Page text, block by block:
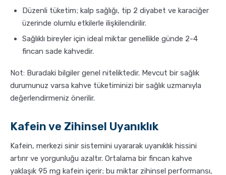
Düzenli tüketim; kalp sağlığı, tip 2 diyabet ve karaciğer
üzerinde olumlu etkilerle ilişkilendirilir.
Sağlıklı bireyler için ideal miktar genellikle günde 2-4
fincan sade kahvedir.
Not: Buradaki bilgiler genel niteliktedir. Mevcut bir sağlık
durumunuz varsa kahve tüketiminizi bir sağlık uzmanıyla
değerlendirmeniz önerilir.
Kafein ve Zihinsel Uyanıklık
Kafein, merkezi sinir sistemini uyararak uyanıklık hissini
artırır ve yorgunluğu azaltır. Ortalama bir fincan kahve
yaklaşık 95 mg kafein içerir; bu miktar zihinsel performansı,